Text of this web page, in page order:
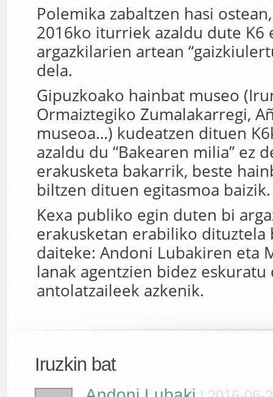
Polemika zabaltzen hasi
2016ko iturriek azaldu dute K6
argazkilarien artean
dela.
Gipuzkoako hainbat museo
Ormaiztegiko Zumalakarregi,
museoa…) kudeatzen dituen
azaldu du “Bakearen milia” ez
erakusketa bakarrik, beste
biltzen dituen egitasmoa baizik.
Kexa publiko egin duten bi
erakusketan erabiliko dituztela
daiteke: Andoni Lubakiren eta
lanak agentzien bidez eskuratu
antolatzaileek azkenik.
Iruzkin bat